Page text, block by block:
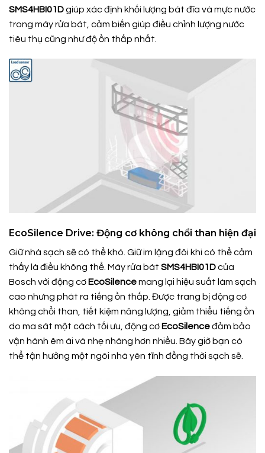
SMS4HBI01Dgiúp xác định khối lượng bát đĩa và mực nước
trong máy rửa bát, cảm biến giúp điều chỉnh lượng nước
tiêu thụ cũng như độ ồn thấp nhất.
EcoSilence Drive: Động cơ không chổi than hiện đại
Giữ nhà sạch sẽ có thể khó. Giữ im lặng đôi khi có thể cảm
thấy là điều không thể. Máy rửa bát SMS4HBI01Dcủa
Bosch với động cơ EcoSilencemang lại hiệu suất làm sạch
cao nhưng phát ra tiếng ồn thấp. Được trang bị động cơ
không chổi than, tiết kiệm năng lượng, giảm thiểu tiếng ồn
do ma sát một cách tối ưu, động cơ EcoSilenceđảm bảo
vận hành êm ái và nhẹ nhàng hơn nhiều. Bây giờ bạn có
thể tận hưởng một ngôi nhà yên tĩnh đồng thời sạch sẽ.